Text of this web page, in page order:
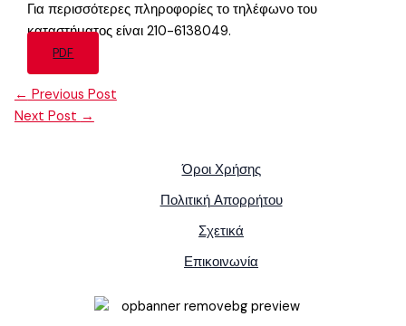
Για περισσότερες πληροφορίες το τηλέφωνο του
καταστήματος είναι 210-6138049.
PDF
← Previous Post
Next Post →
Όροι Χρήσης
Πολιτική Απορρήτου
Σχετικά
Επικοινωνία